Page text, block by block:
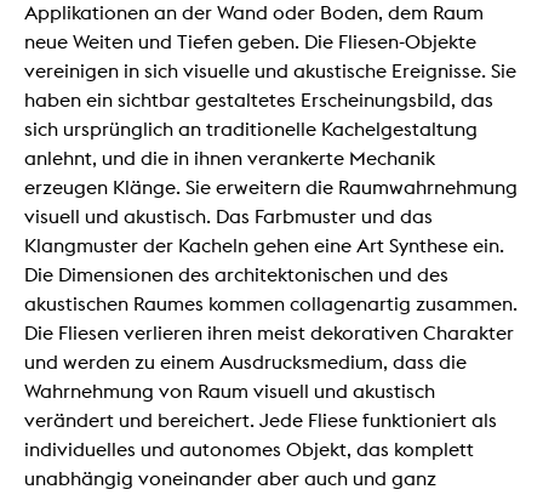
Applikationen an der Wand oder Boden, dem Raum
neue Weiten und Tiefen geben. Die Fliesen-Objekte
vereinigen in sich visuelle und akustische Ereignisse. Sie
haben ein sichtbar gestaltetes Erscheinungsbild, das
sich ursprünglich an traditionelle Kachelgestaltung
anlehnt, und die in ihnen verankerte Mechanik
erzeugen Klänge. Sie erweitern die Raumwahrnehmung
visuell und akustisch. Das Farbmuster und das
Klangmuster der Kacheln gehen eine Art Synthese ein.
Die Dimensionen des architektonischen und des
akustischen Raumes kommen collagenartig zusammen.
Die Fliesen verlieren ihren meist dekorativen Charakter
und werden zu einem Ausdrucksmedium, dass die
Wahrnehmung von Raum visuell und akustisch
verändert und bereichert. Jede Fliese funktioniert als
individuelles und autonomes Objekt, das komplett
unabhängig voneinander aber auch und ganz